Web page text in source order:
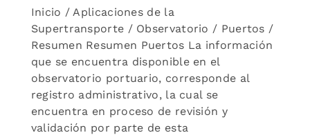
Inicio / Aplicaciones de la
Supertransporte / Observatorio / Puertos /
Resumen Resumen Puertos La información
que se encuentra disponible en el
observatorio portuario, corresponde al
registro administrativo, la cual se
encuentra en proceso de revisión y
validación por parte de esta